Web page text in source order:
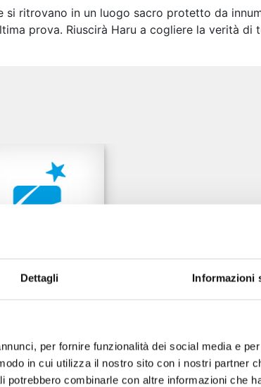
Dettagli Informazioni
per fornire funzionalità dei social media e
in cui utilizza il nostro sito con i nostri partner
combinarle con altre informazioni che
ritrovano in un luogo sacro protetto da
prova. Riuscirà Haru a cogliere la verità
ADVENTURE NEW EDITION n. 31